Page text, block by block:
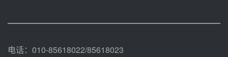
规模化助力构建绿色低碳电力供给
电话：010-85618022/85618023